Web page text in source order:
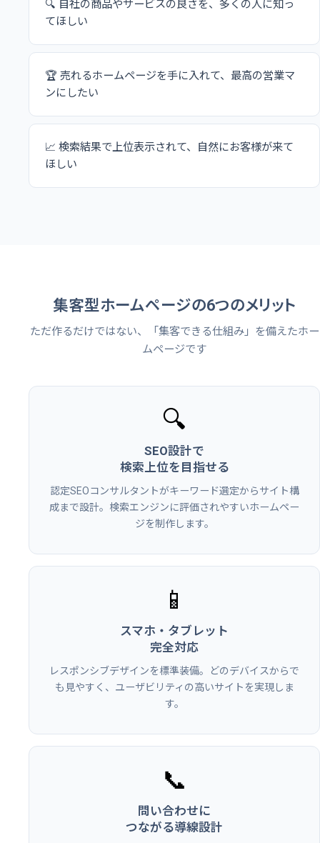
🔍 自社の商品やサービスの良さを、多くの人に知っ
てほしい
🏆 売れるホームページを手に入れて、最高の営業マ
ンにしたい
📈 検索結果で上位表示されて、自然にお客様が来て
ほしい
集客型ホームページの6つのメリット
ただ作るだけではない、「集客できる仕組み」を備えたホー
ムページです
🔍
SEO設計で
検索上位を目指せる
認定SEOコンサルタントがキーワード選定からサイト構
成まで設計。検索エンジンに評価されやすいホームペー
ジを制作します。
📱
スマホ・タブレット
完全対応
レスポンシブデザインを標準装備。どのデバイスからで
も見やすく、ユーザビリティの高いサイトを実現しま
す。
📞
問い合わせに
つながる導線設計